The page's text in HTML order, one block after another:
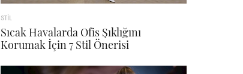
STİL
Sıcak Havalarda Ofis Şıklığını
Korumak İçin 7 Stil Önerisi